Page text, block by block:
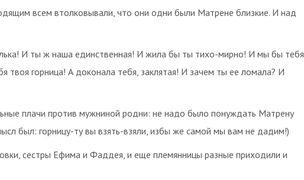
всем втолковывали, что они одни были Матрене близкие. И над
И ты ж наша единственная! И жила бы ты тихо-мирно! И мы бы тебя
твоя горница! А доконала тебя, заклятая! И зачем ты ее ломала? И
плачи против мужниной родни: не надо было понуждать Матрену
был: горницу-ту вы взять-взяли, избы же самой мы вам не дадим!)
сестры Ефима и Фаддея, и еще племянницы разные приходили и